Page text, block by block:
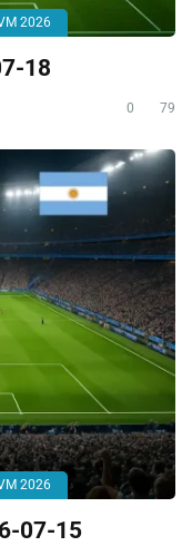
2026
18
0 79
2026
07-15